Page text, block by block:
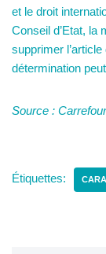
et le droit
Conseil d’Etat, la
supprimer
détermination
Source :
Étiquettes: